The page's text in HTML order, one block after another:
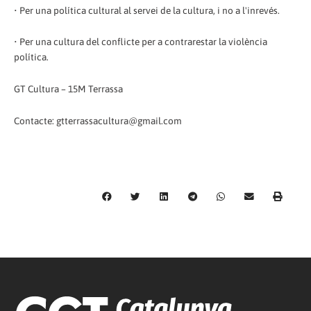
• Per una política cultural al servei de la cultura, i no a l'inrevés.
• Per una cultura del conflicte per a contrarestar la violència
política.
GT Cultura – 15M Terrassa
Contacte: gtterrassacultura@gmail.com